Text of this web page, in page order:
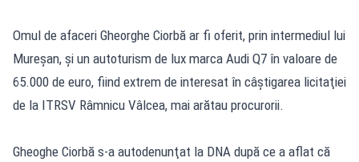
Omul de afaceri Gheorghe Ciorbă ar fi oferit, prin intermediul lui
Mureşan, şi un autoturism de lux marca Audi Q7 în valoare de
65.000 de euro, fiind extrem de interesat în câştigarea licitaţiei
de la ITRSV Râmnicu Vâlcea, mai arătau procurorii.
Gheoghe Ciorbă s-a autodenunţat la DNA după ce a aflat că